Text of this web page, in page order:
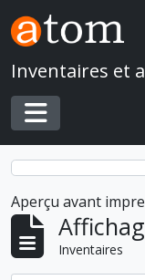
Skip to main content
Inventaires et
Toggle
Aperçu avant
Inventaires